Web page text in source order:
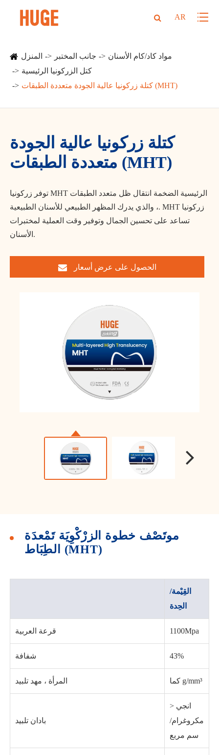
AR
المنزل جانب المختبر
مواد كاد/كام الأسنان
كتل الزركونيا الرئيسية
كتلة زركونيا عالية الجودة متعددة الطبقات (MHT)
كتلة زركونيا عالية الجودة
متعددة الطبقات (MHT)
توفر زركونيا MHT الرئيسية الضخمة انتقال ظل متعدد الطبقات
، والذي يدرك المظهر الطبيعي للأسنان الطبيعية. MHT زركونيا
تساعد على تحسين الجمال وتوفير وقت العملية لمختبرات
الأسنان.
الحصول على عرض أسعار
موتَصْف خطوة الزرْكْوِيَة تَمْعدَة
الطِبَاط (MHT)
القِيْمة/
الحِدة
قرعة العربية 1100Mpa
شفافة 43%
المرأة ، مهد تلبيد كما g/mm³
بادان تلبيد
> انجي
مكروغرام/
سم مربع